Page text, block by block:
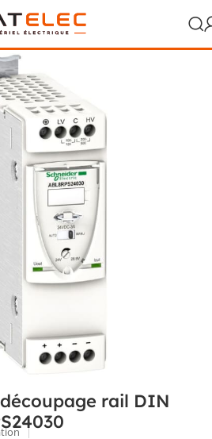
transformateurs/Alimentations DIN
rail DIN